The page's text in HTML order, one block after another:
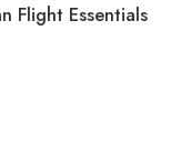
Flight Essentials